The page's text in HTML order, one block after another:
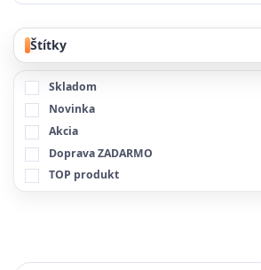
Štítky
Skladom
Novinka
Akcia
Doprava ZADARMO
TOP produkt